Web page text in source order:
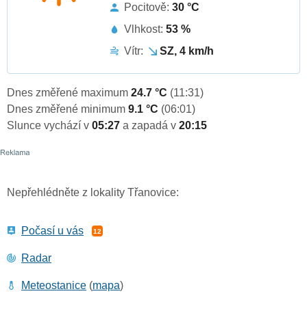
Pocitově: 30 °C
Vlhkost: 53 %
Vítr:
SZ, 4 km/h
Dnes změřené maximum 24.7 °C (11:31)
Dnes změřené minimum 9.1 °C (06:01)
Slunce vychází v 05:27 a zapadá v 20:15
Nepřehlédněte z lokality Třanovice:
Počasí u vás 12
Radar
Meteostanice (mapa)